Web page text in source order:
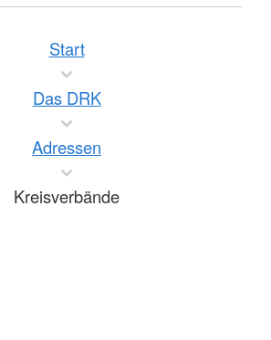
Start
Das DRK
Adressen
Kreisverbände